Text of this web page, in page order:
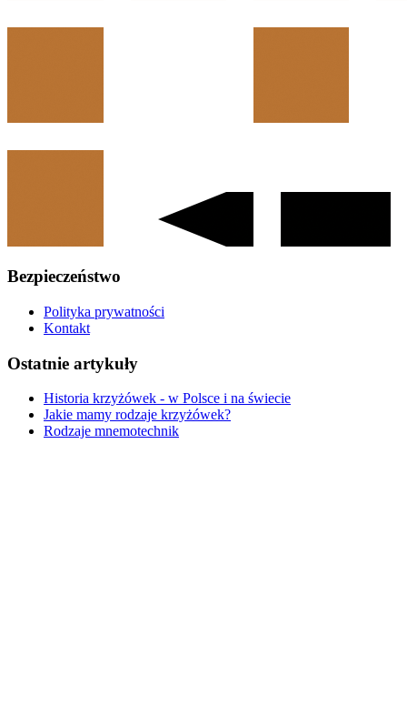
Bezpieczeństwo
Polityka prywatności
Kontakt
Ostatnie artykuły
Historia krzyżówek - w Polsce i na świecie
Jakie mamy rodzaje krzyżówek?
Rodzaje mnemotechnik